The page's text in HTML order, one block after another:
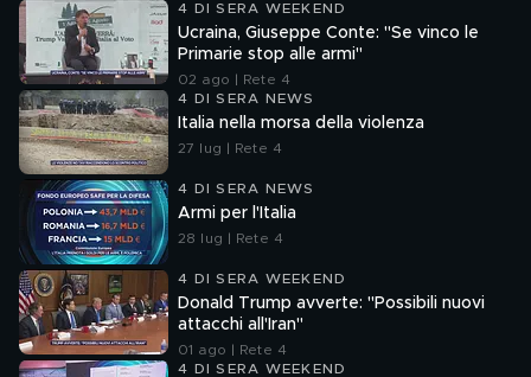
4 DI SERA WEEKEND
Ucraina, Giuseppe Conte: "Se vinco le
Primarie stop alle armi"
02 ago | Rete 4
4 DI SERA NEWS
Italia nella morsa della violenza
27 lug | Rete 4
4 DI SERA NEWS
Armi per l'Italia
28 lug | Rete 4
4 DI SERA WEEKEND
Donald Trump avverte: "Possibili nuovi
attacchi all'Iran"
01 ago | Rete 4
4 DI SERA WEEKEND